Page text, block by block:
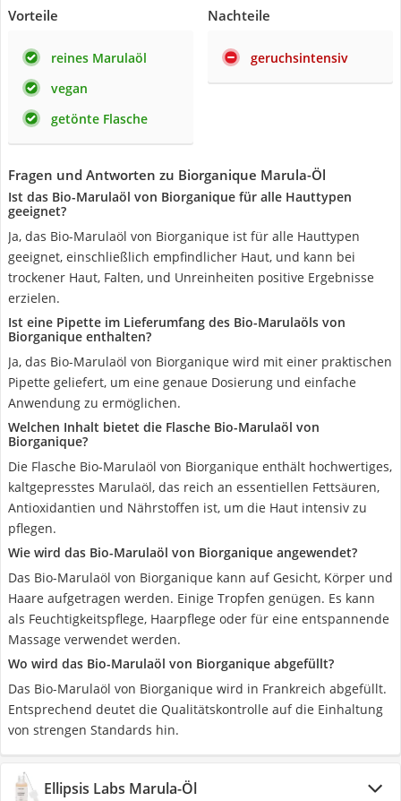
Vorteile
reines Marulaöl
vegan
getönte Flasche
Nachteile
geruchsintensiv
Fragen und Antworten zu Biorganique Marula-Öl
Ist das Bio-Marulaöl von Biorganique für alle Hauttypen
geeignet?
Ja, das Bio-Marulaöl von Biorganique ist für alle Hauttypen
geeignet, einschließlich empfindlicher Haut, und kann bei
trockener Haut, Falten, und Unreinheiten positive Ergebnisse
erzielen.
Ist eine Pipette im Lieferumfang des Bio-Marulaöls von
Biorganique enthalten?
Ja, das Bio-Marulaöl von Biorganique wird mit einer praktischen
Pipette geliefert, um eine genaue Dosierung und einfache
Anwendung zu ermöglichen.
Welchen Inhalt bietet die Flasche Bio-Marulaöl von
Biorganique?
Die Flasche Bio-Marulaöl von Biorganique enthält hochwertiges,
kaltgepresstes Marulaöl, das reich an essentiellen Fettsäuren,
Antioxidantien und Nährstoffen ist, um die Haut intensiv zu
pflegen.
Wie wird das Bio-Marulaöl von Biorganique angewendet?
Das Bio-Marulaöl von Biorganique kann auf Gesicht, Körper und
Haare aufgetragen werden. Einige Tropfen genügen. Es kann
als Feuchtigkeitspflege, Haarpflege oder für eine entspannende
Massage verwendet werden.
Wo wird das Bio-Marulaöl von Biorganique abgefüllt?
Das Bio-Marulaöl von Biorganique wird in Frankreich abgefüllt.
Entsprechend deutet die Qualitätskontrolle auf die Einhaltung
von strengen Standards hin.
Ellipsis Labs Marula-Öl